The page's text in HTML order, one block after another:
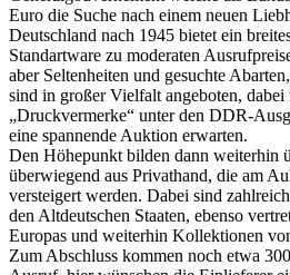
Euro die Suche nach einem neuen
Deutschland nach 1945 bietet ein
Standartware zu moderaten
aber Seltenheiten und gesuchte
sind in großer Vielfalt angeboten,
„Druckvermerke“ unter den DDR-
eine spannende Auktion erwarten.
Den Höhepunkt bilden dann weiterhin
überwiegend aus Privathand, die am
versteigert werden. Dabei sind
den Altdeutschen Staaten, ebenso
Europas und weiterhin Kollektionen
Zum Abschluss kommen noch etwa